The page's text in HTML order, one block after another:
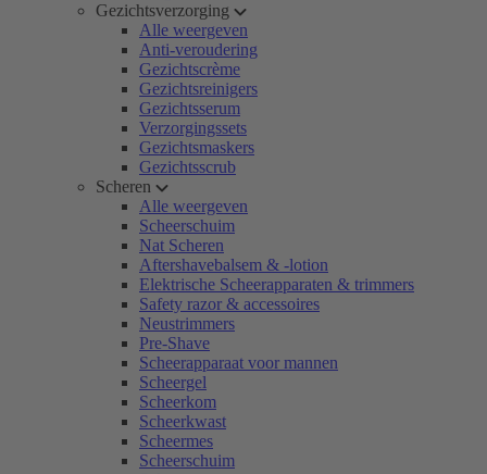
Gezichtsverzorging
Alle weergeven
Anti-veroudering
Gezichtscrème
Gezichtsreinigers
Gezichtsserum
Verzorgingssets
Gezichtsmaskers
Gezichtsscrub
Scheren
Alle weergeven
Scheerschuim
Nat Scheren
Aftershavebalsem & -lotion
Elektrische Scheerapparaten & trimmers
Safety razor & accessoires
Neustrimmers
Pre-Shave
Scheerapparaat voor mannen
Scheergel
Scheerkom
Scheerkwast
Scheermes
Scheerschuim